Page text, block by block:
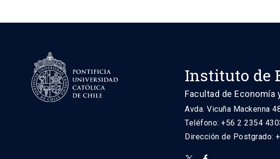
Instituto de
Facultad de Economía
Avda. Vicuña Mackenna
Teléfono: +56 2 2354
Dirección de Postgrado: